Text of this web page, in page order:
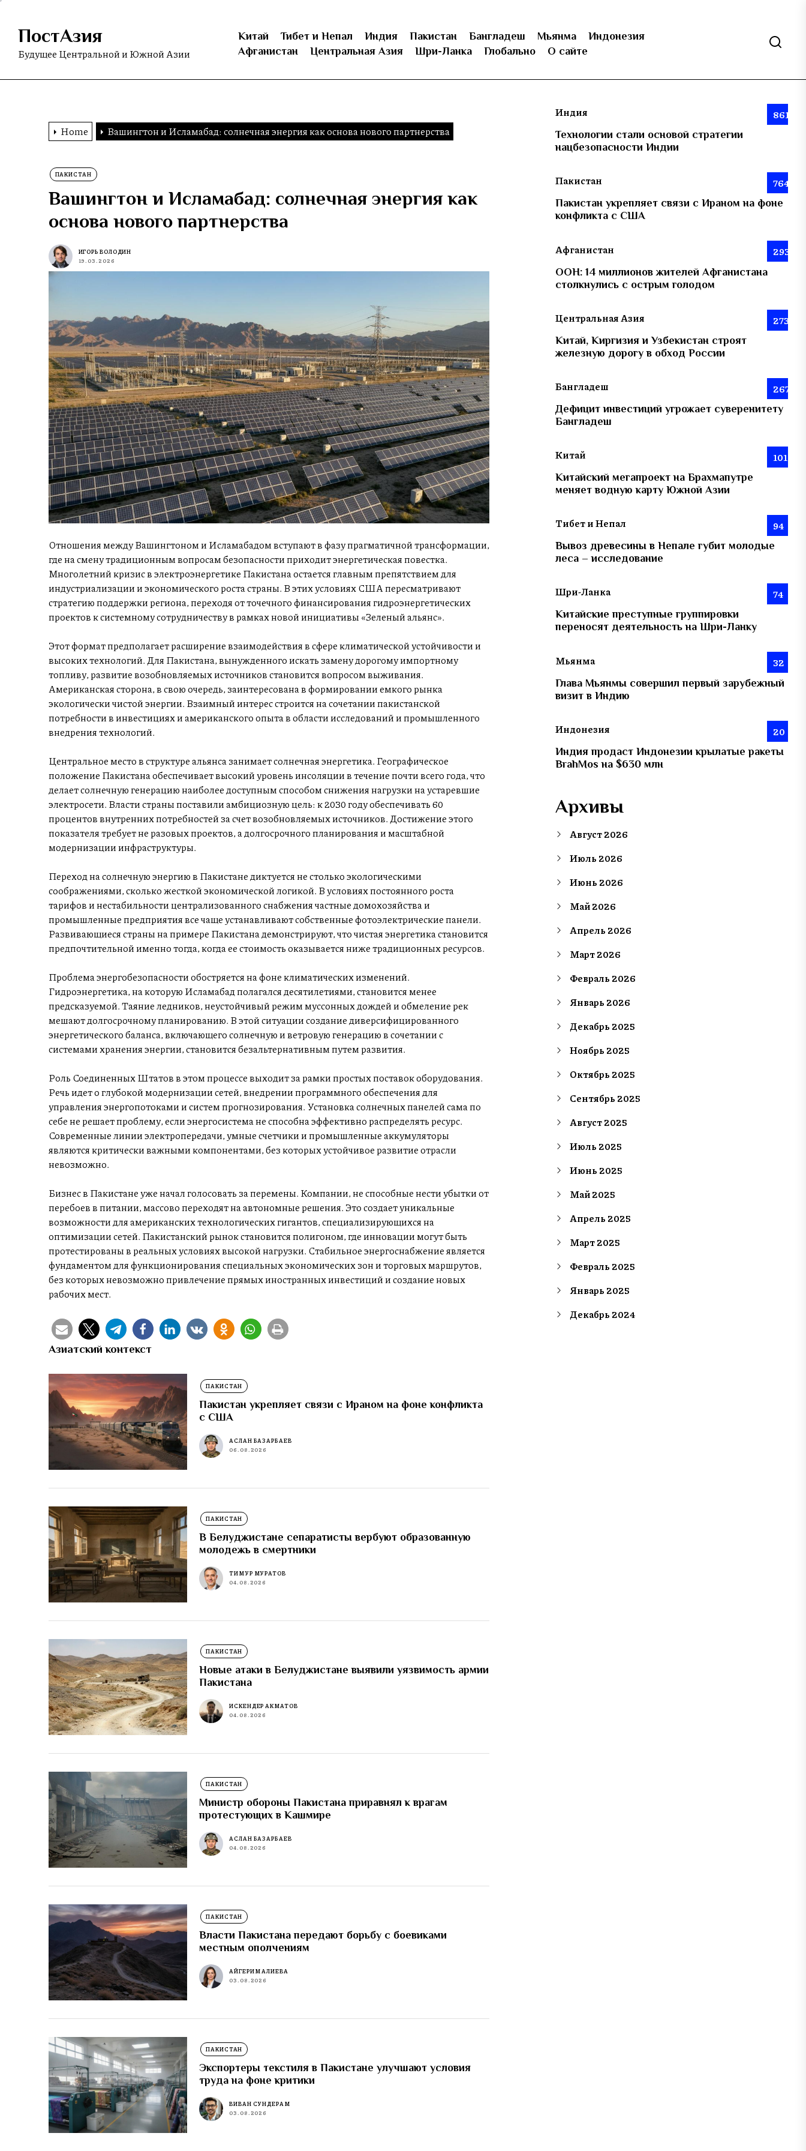
Skip
content
ПостАзия
Будущее Центральной и Южной Азии
Китай Тибет и Непал Индия Пакистан Бангладеш Мьянма
Индонезия
Афганистан
Центральная Азия Шри-Ланка Глобально О сайте
Home Вашингтон и Исламабад: солнечная энергия как основа нового партнерства
ПАКИСТАН
Вашингтон и Исламабад: солнечная энергия как
основа нового партнерства
ИГОРЬ ВОЛОДИН
19.03.2026
Отношения между Вашингтоном и Исламабадом вступают в фазу прагматичной трансформации,
где на смену традиционным вопросам безопасности приходит энергетическая повестка.
Многолетний кризис в электроэнергетике Пакистана остается главным препятствием для
индустриализации и экономического роста страны. В этих условиях США пересматривают
стратегию поддержки региона, переходя от точечного финансирования гидроэнергетических
проектов к системному сотрудничеству в рамках новой инициативы «Зеленый альянс».
Этот формат предполагает расширение взаимодействия в сфере климатической устойчивости и
высоких технологий. Для Пакистана, вынужденного искать замену дорогому импортному
топливу, развитие возобновляемых источников становится вопросом выживания.
Американская сторона, в свою очередь, заинтересована в формировании емкого рынка
экологически чистой энергии. Взаимный интерес строится на сочетании пакистанской
потребности в инвестициях и американского опыта в области исследований и промышленного
внедрения технологий.
Центральное место в структуре альянса занимает солнечная энергетика. Географическое
положение Пакистана обеспечивает высокий уровень инсоляции в течение почти всего года, что
делает солнечную генерацию наиболее доступным способом снижения нагрузки на устаревшие
электросети. Власти страны поставили амбициозную цель: к 2030 году обеспечивать 60
процентов внутренних потребностей за счет возобновляемых источников. Достижение этого
показателя требует не разовых проектов, а долгосрочного планирования и масштабной
модернизации инфраструктуры.
Переход на солнечную энергию в Пакистане диктуется не столько экологическими
соображениями, сколько жесткой экономической логикой. В условиях постоянного роста
тарифов и нестабильности централизованного снабжения частные домохозяйства и
промышленные предприятия все чаще устанавливают собственные фотоэлектрические панели.
Развивающиеся страны на примере Пакистана демонстрируют, что чистая энергетика становится
предпочтительной именно тогда, когда ее стоимость оказывается ниже традиционных ресурсов.
Проблема энергобезопасности обостряется на фоне климатических изменений.
Гидроэнергетика, на которую Исламабад полагался десятилетиями, становится менее
предсказуемой. Таяние ледников, неустойчивый режим муссонных дождей и обмеление рек
мешают долгосрочному планированию. В этой ситуации создание диверсифицированного
энергетического баланса, включающего солнечную и ветровую генерацию в сочетании с
системами хранения энергии, становится безальтернативным путем развития.
Роль Соединенных Штатов в этом процессе выходит за рамки простых поставок оборудования.
Речь идет о глубокой модернизации сетей, внедрении программного обеспечения для
управления энергопотоками и систем прогнозирования. Установка солнечных панелей сама по
себе не решает проблему, если энергосистема не способна эффективно распределять ресурс.
Современные линии электропередачи, умные счетчики и промышленные аккумуляторы
являются критически важными компонентами, без которых устойчивое развитие отрасли
невозможно.
Бизнес в Пакистане уже начал голосовать за перемены. Компании, не способные нести убытки от
перебоев в питании, массово переходят на автономные решения. Это создает уникальные
возможности для американских технологических гигантов, специализирующихся на
оптимизации сетей. Пакистанский рынок становится полигоном, где инновации могут быть
протестированы в реальных условиях высокой нагрузки. Стабильное энергоснабжение является
фундаментом для функционирования специальных экономических зон и торговых маршрутов,
без которых невозможно привлечение прямых иностранных инвестиций и создание новых
рабочих мест.
Азиатский контекст
ПАКИСТАН
Пакистан укрепляет связи с Ираном на фоне конфликта
с США
АСЛАН БАЗАРБАЕВ
06.08.2026
ПАКИСТАН
В Белуджистане сепаратисты вербуют образованную
молодежь в смертники
ТИМУР МУРАТОВ
04.08.2026
ПАКИСТАН
Новые атаки в Белуджистане выявили уязвимость армии
Пакистана
ИСКЕНДЕР АКМАТОВ
04.08.2026
ПАКИСТАН
Министр обороны Пакистана приравнял к врагам
протестующих в Кашмире
АСЛАН БАЗАРБАЕВ
04.08.2026
ПАКИСТАН
Власти Пакистана передают борьбу с боевиками
местным ополчениям
АЙГЕРИМ АЛИЕВА
03.08.2026
ПАКИСТАН
Экспортеры текстиля в Пакистане улучшают условия
труда на фоне критики
ВИВАН СУНДЕРАМ
03.08.2026
Индия 861
Технологии стали основой стратегии
нацбезопасности Индии
Пакистан 764
Пакистан укрепляет связи с Ираном на фоне
конфликта с США
Афганистан 293
ООН: 14 миллионов жителей Афганистана
столкнулись с острым голодом
Центральная Азия 273
Китай, Киргизия и Узбекистан строят
железную дорогу в обход России
Бангладеш 267
Дефицит инвестиций угрожает суверенитету
Бангладеш
Китай 101
Китайский мегапроект на Брахмапутре
меняет водную карту Южной Азии
Тибет и Непал 94
Вывоз древесины в Непале губит молодые
леса – исследование
Шри-Ланка 74
Китайские преступные группировки
переносят деятельность на Шри-Ланку
Мьянма 32
Глава Мьянмы совершил первый зарубежный
визит в Индию
Индонезия 20
Индия продаст Индонезии крылатые ракеты
BrahMos на $630 млн
Архивы
Август 2026
Июль 2026
Июнь 2026
Май 2026
Апрель 2026
Март 2026
Февраль 2026
Январь 2026
Декабрь 2025
Ноябрь 2025
Октябрь 2025
Сентябрь 2025
Август 2025
Июль 2025
Июнь 2025
Май 2025
Апрель 2025
Март 2025
Февраль 2025
Январь 2025
Декабрь 2024